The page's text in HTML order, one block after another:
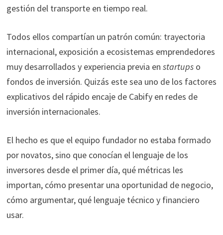
gestión del transporte en tiempo real.
Todos ellos compartían un patrón común: trayectoria
internacional, exposición a ecosistemas emprendedores
muy desarrollados y experiencia previa en startupso
fondos de inversión. Quizás este sea uno de los factores
explicativos del rápido encaje de Cabify en redes de
inversión internacionales.
El hecho es que el equipo fundador no estaba formado
por novatos, sino que conocían el lenguaje de los
inversores desde el primer día, qué métricas les
importan, cómo presentar una oportunidad de negocio,
cómo argumentar, qué lenguaje técnico y financiero
usar.